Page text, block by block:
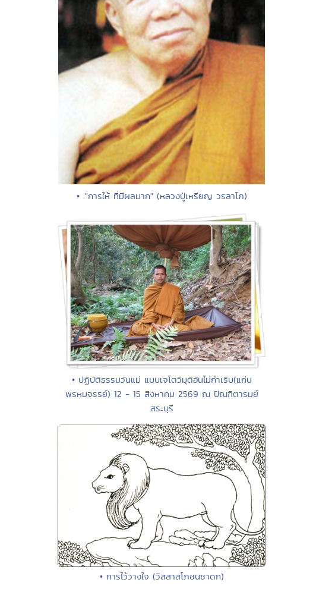
• ."การให้ ที่มีผลมาก" (หลวงปู่เหรียญ วรลาโภ)
• ปฏิบัติธรรมวันแม่ แบบเจโตวิมุติอันไม่กำเริบ(แก่น
พรหมจรรย์) 12 - 15 สิงหาคม 2569 ณ ปัณฑิตารมย์
สระบุรี
• การไว้วางใจ (วิสสาสโภชนชาดก)